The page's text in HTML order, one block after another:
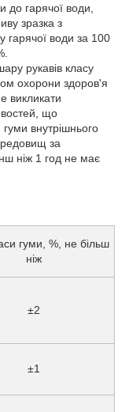
до гарячої води,
зразка з
гарячої води за 100
рукавів класу
охорони здоров'я
викликати
що
внутрішнього
за
ніж 1 год не має
гуми, %, не більш
ніж
±2
±1